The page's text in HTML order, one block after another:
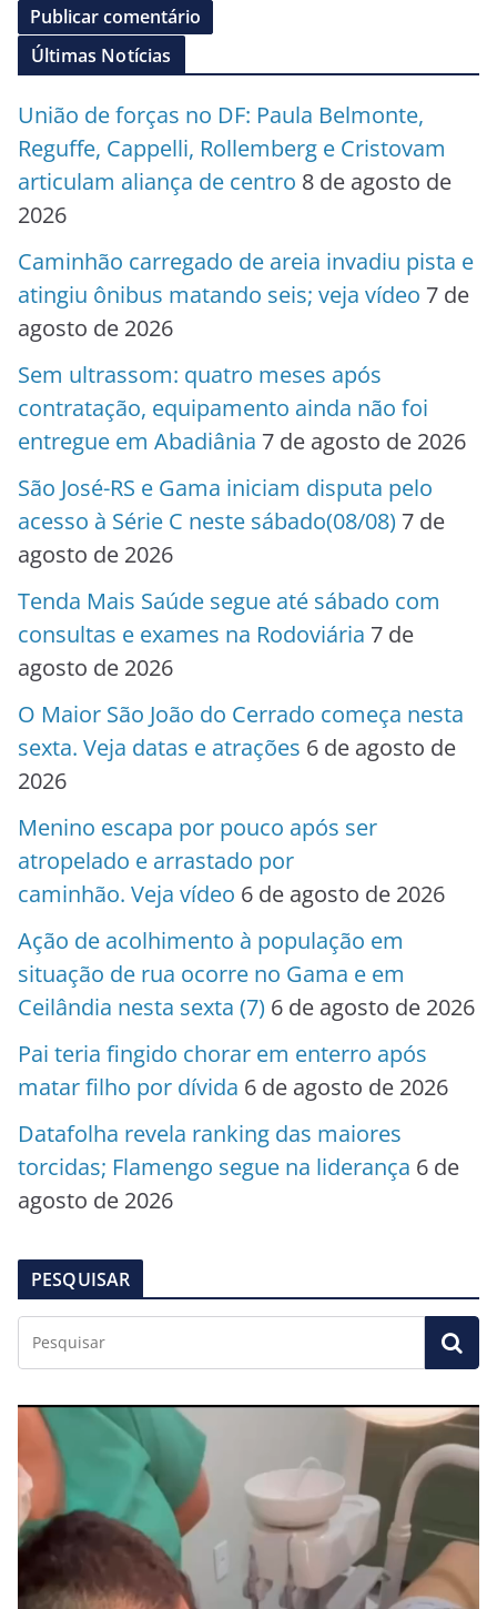
Últimas Notícias
União de forças no DF: Paula Belmonte,
Reguffe, Cappelli, Rollemberg e Cristovam
articulam aliança de centro 8 de agosto de
2026
Caminhão carregado de areia invadiu pista e
atingiu ônibus matando seis; veja vídeo 7 de
agosto de 2026
Sem ultrassom: quatro meses após
contratação, equipamento ainda não foi
entregue em Abadiânia 7 de agosto de 2026
São José-RS e Gama iniciam disputa pelo
acesso à Série C neste sábado(08/08) 7 de
agosto de 2026
Tenda Mais Saúde segue até sábado com
consultas e exames na Rodoviária 7 de
agosto de 2026
O Maior São João do Cerrado começa nesta
sexta. Veja datas e atrações 6 de agosto de
2026
Menino escapa por pouco após ser
atropelado e arrastado por
caminhão. Veja vídeo 6 de agosto de 2026
Ação de acolhimento à população em
situação de rua ocorre no Gama e em
Ceilândia nesta sexta (7) 6 de agosto de 2026
Pai teria fingido chorar em enterro após
matar filho por dívida 6 de agosto de 2026
Datafolha revela ranking das maiores
torcidas; Flamengo segue na liderança 6 de
agosto de 2026
PESQUISAR